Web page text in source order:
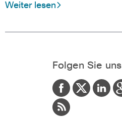
Weiter lesen
Folgen Sie uns